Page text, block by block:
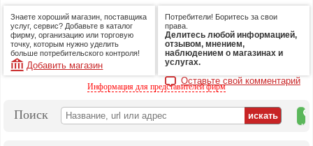
Знаете хороший магазин, поставщика
услуг, сервис? Добавьте в каталог
фирму, организацию или торговую
точку, которым нужно уделить
больше потребительского контроля!
Добавить магазин
Потребители! Боритесь за свои
права.
Делитесь любой информацией,
отзывом, мнением,
наблюдением о магазинах и
услугах.
Оставьте свой комментарий
Информация для представителей фирм
Поиск
на